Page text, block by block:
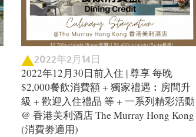
2022年2月14日
2022年12月30日前入住 | 尊享 每晚
$2,000餐飲消費額 + 獨家禮遇︰房間升
級 + 歡迎入住禮品 等 + 一系列精彩活動
@ 香港美利酒店 The Murray Hong Kong
(消費劵適用)